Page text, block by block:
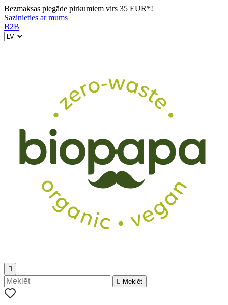
Bezmaksas piegāde pirkumiem virs 35 EUR*!
Sazinieties ar mums
B2B

 Meklēt